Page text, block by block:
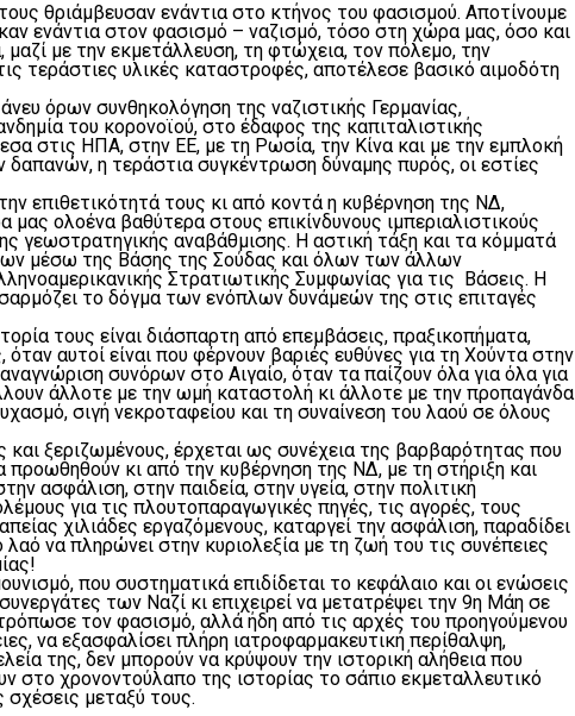
θριάμβευσαν ενάντια στο κτήνος του φασισμού. Αποτίνουμε
ενάντια στον φασισμό – ναζισμό, τόσο στη χώρα μας, όσο και
με την εκμετάλλευση, τη φτώχεια, τον πόλεμο, την
τεράστιες υλικές καταστροφές, αποτέλεσε βασικό αιμοδότη
όρων συνθηκολόγηση της ναζιστικής Γερμανίας,
του κορονοϊού, στο έδαφος της καπιταλιστικής
στις ΗΠΑ, στην ΕΕ, με τη Ρωσία, την Κίνα και με την εμπλοκή
η τεράστια συγκέντρωση δύναμης πυρός, οι εστίες
επιθετικότητά τους κι από κοντά η κυβέρνηση της ΝΔ,
ολοένα βαθύτερα στους επικίνδυνους ιμπεριαλιστικούς
γεωστρατηγικής αναβάθμισης. Η αστική τάξη και τα κόμματά
μέσω της Βάσης της Σούδας και όλων των άλλων
Στρατιωτικής Συμφωνίας για τις Βάσεις. Η
το δόγμα των ενόπλων δυνάμεών της στις επιταγές
τους είναι διάσπαρτη από επεμβάσεις, πραξικοπήματα,
αυτοί είναι που φέρνουν βαριές ευθύνες για τη Χούντα στην
συνόρων στο Αιγαίο, όταν τα παίζουν όλα για όλα για
άλλοτε με την ωμή καταστολή κι άλλοτε με την προπαγάνδα
σιγή νεκροταφείου και τη συναίνεση του λαού σε όλους
ξεριζωμένους, έρχεται ως συνέχεια της βαρβαρότητας που
προωθηθούν κι από την κυβέρνηση της ΝΔ, με τη στήριξη και
ασφάλιση, στην παιδεία, στην υγεία, στην πολιτική
για τις πλουτοπαραγωγικές πηγές, τις αγορές, τους
χιλιάδες εργαζόμενους, καταργεί την ασφάλιση, παραδίδει
να πληρώνει στην κυριολεξία με τη ζωή του τις συνέπειες
που συστηματικά επιδίδεται το κεφάλαιο και οι ενώσεις
των Ναζί κι επιχειρεί να μετατρέψει την 9η Μάη σε
τον φασισμό, αλλά ήδη από τις αρχές του προηγούμενου
να εξασφαλίσει πλήρη ιατροφαρμακευτική περίθαλψη,
της, δεν μπορούν να κρύψουν την ιστορική αλήθεια που
στο χρονοντούλαπο της ιστορίας το σάπιο εκμεταλλευτικό
σχέσεις μεταξύ τους.